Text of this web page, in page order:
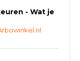
- Wat je